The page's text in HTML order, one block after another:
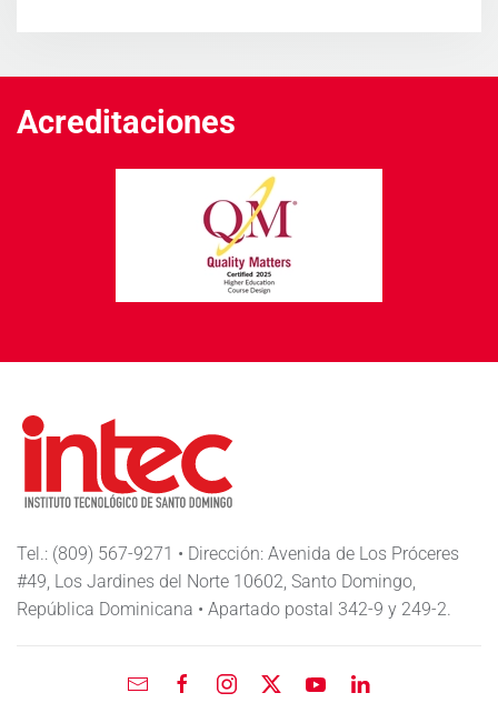
Acreditaciones
Tel.: (809) 567-9271 • Dirección: Avenida de Los Próceres
#49, Los Jardines del Norte 10602, Santo Domingo,
República Dominicana • Apartado postal 342-9 y 249-2.